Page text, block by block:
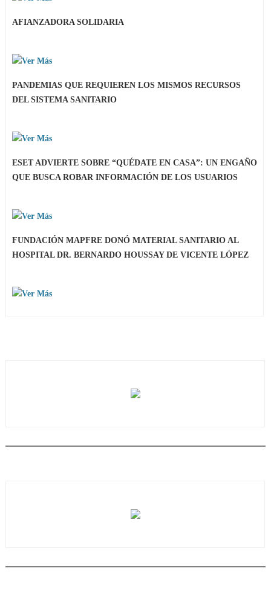
AFIANZADORA SOLIDARIA
PANDEMIAS QUE REQUIEREN LOS MISMOS RECURSOS
DEL SISTEMA SANITARIO
ESET ADVIERTE SOBRE “QUÉDATE EN CASA”: UN ENGAÑO
QUE BUSCA ROBAR INFORMACIÓN DE LOS USUARIOS
FUNDACIÓN MAPFRE DONÓ MATERIAL SANITARIO AL
HOSPITAL DR. BERNARDO HOUSSAY DE VICENTE LÓPEZ